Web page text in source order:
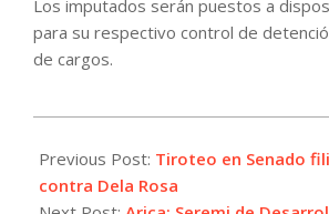
Los imputados serán puestos a
para su respectivo control de
de cargos.
05-
13
Previous Post: Tiroteo en Senado
contra Dela Rosa